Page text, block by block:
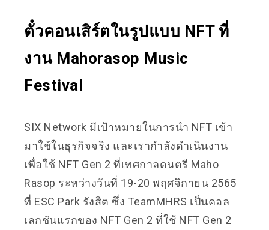
ตั๋วคอนเสิร์ตในรูปแบบ NFT ที่
งาน Mahorasop Music
Festival
SIX Network มีเป้าหมายในการนำ NFT เข้า
มาใช้ในธุรกิจจริง และเรากำลังดำเนินงาน
เพื่อใช้ NFT Gen 2 ที่เทศกาลดนตรี Maho
Rasop ระหว่างวันที่ 19-20 พฤศจิกายน 2565
ที่ ESC Park รังสิต ซึ่ง TeamMHRS เป็นคอล
เลกชันแรกของ NFT Gen 2 ที่ใช้ NFT Gen 2